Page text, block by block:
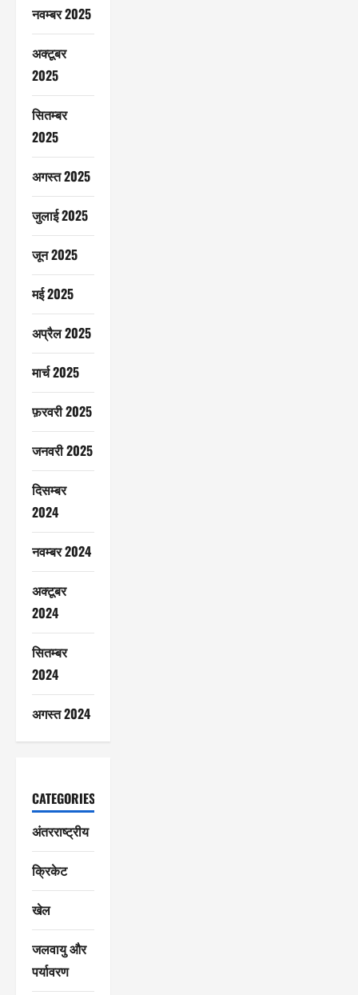
नवम्बर 2025
अक्टूबर
2025
सितम्बर
2025
अगस्त 2025
जुलाई 2025
जून 2025
मई 2025
अप्रैल 2025
मार्च 2025
फ़रवरी 2025
जनवरी 2025
दिसम्बर
2024
नवम्बर 2024
अक्टूबर
2024
सितम्बर
2024
अगस्त 2024
CATEGORIES
अंतरराष्ट्रीय
क्रिकेट
खेल
जलवायु और
पर्यावरण